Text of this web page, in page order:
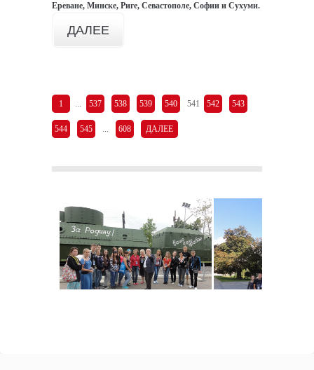
Ереване, Минске, Риге, Севастополе, Софии и Сухуми.
ДАЛЕЕ
1 ... 537 538 539 540 541 542 543
544 545 ... 608 ДАЛЕЕ